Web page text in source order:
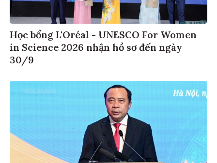
Học bổng L'Oréal - UNESCO For Women
in Science 2026 nhận hồ sơ đến ngày
30/9